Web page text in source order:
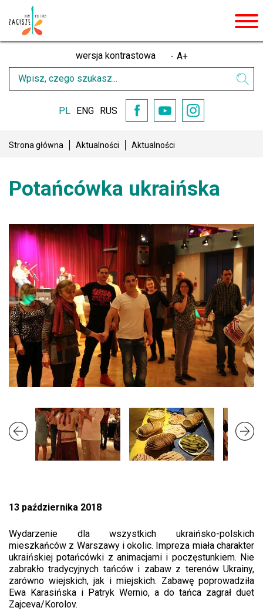
wersja kontrastowa - A+
PL ENG
RUS
FacebookYouTubeInstagram
Strona główna Aktualności Aktualności
Potańcówka ukraińska
13 października 2018
Wydarzenie dla wszystkich ukraińsko-polskich
mieszkańców z Warszawy i okolic. Impreza miała charakter
ukraińskiej potańcówki z animacjami i poczęstunkiem. Nie
zabrakło tradycyjnych tańców i zabaw z terenów Ukrainy,
zarówno wiejskich, jak i miejskich. Zabawę poprowadziła
Ewa Karasińska i Patryk Wernio, a do tańca zagrał duet
Zajceva/Korolov.